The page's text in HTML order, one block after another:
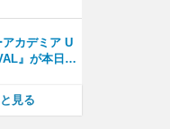
アカデミア U
』が本日8
破！
見る